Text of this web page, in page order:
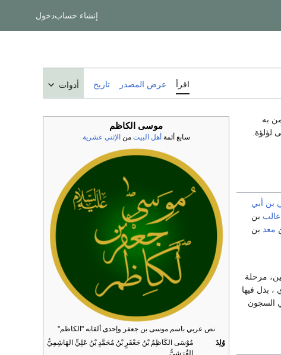
إنشاء حسابدخول
اقرأ عرض المصدر تاريخ أدوات
موسى الكاظم
سابع أئمة أهل البيت من الإثني عشرية
نص عربي باسم موسى بن جعفر وإحدى ألقابه "الكاظم"
وُلِدَ
مُوْسَى الكَاظِمُ بْنُ جَعْفَرٍ بْنُ مُحَمَّدٍ بْنُ عَلِيٍّ الهَاشِمِيُّ
به
لؤلؤة.
بن أبي
غالب بن
معد بن
مرحلة
طويلة. استمرت 35 عاماً من سنة 148 هجري إلى 183 هجري ، بذل فيها
السجون